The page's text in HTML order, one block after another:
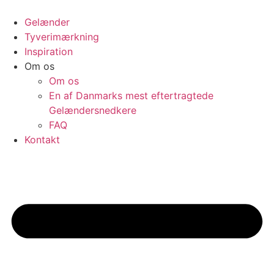
indhold
Gelænder
Tyverimærkning
Inspiration
Om os
Om os
En af Danmarks mest eftertragtede
Gelændersnedkere
FAQ
Kontakt